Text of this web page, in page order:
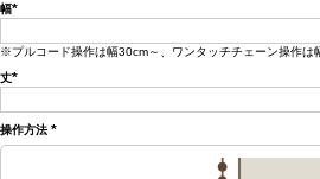
幅
須)
※プルコード操作は幅30cm～、ワンタッチチェーン操作は
丈
須)
操作方法
(必